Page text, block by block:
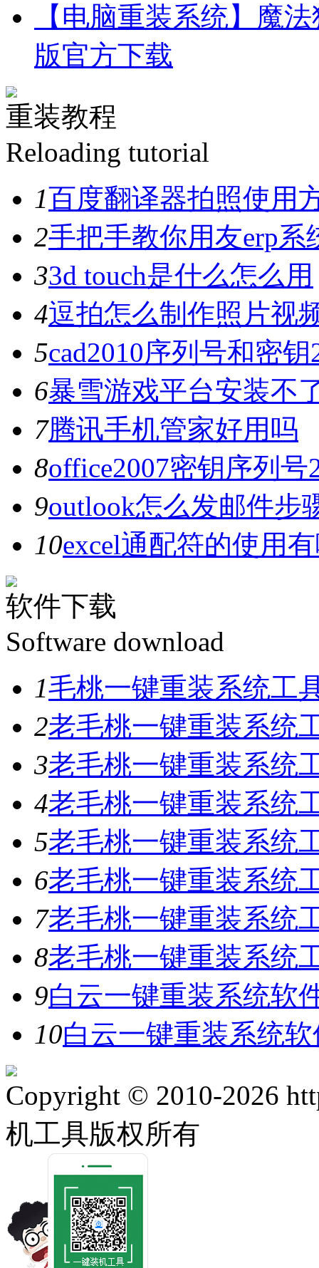
【电脑重装系统】魔
版官方下载
重装教程
Reloading tutorial
1百度翻译器拍照使用
2手把手教你用友erp系
33d touch是什么怎么用
4逗拍怎么制作照片视
5cad2010序列号和密
6暴雪游戏平台安装不
7腾讯手机管家好用吗
8office2007密钥序列号
9outlook怎么发邮件步
10excel通配符的使用
软件下载
Software download
1毛桃一键重装系统工
2老毛桃一键重装系统
3老毛桃一键重装系统
4老毛桃一键重装系统
5老毛桃一键重装系统
6老毛桃一键重装系统
7老毛桃一键重装系统
8老毛桃一键重装系统
9白云一键重装系统软
10白云一键重装系统
Copyright © 2010-2026
机工具版权所有